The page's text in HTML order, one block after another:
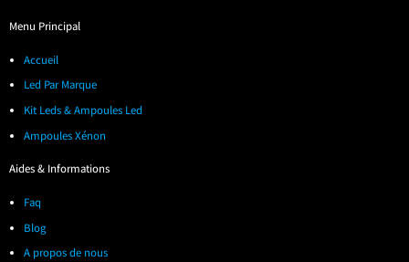
Menu Principal
Accueil
Led Par Marque
Kit Leds & Ampoules Led
Ampoules Xénon
Aides & Informations
Faq
Blog
A propos de nous